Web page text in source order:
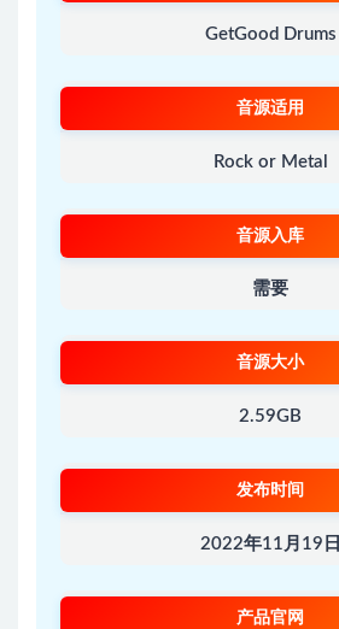
GetGood Drums
音源适用
Rock or Metal
音源入库
需要
音源大小
2.59GB
发布时间
2022年11月19日
产品官网